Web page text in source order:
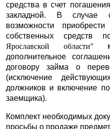
средства в счет
закладной. В случае
возможности
собственных средств
Ярославской области"
дополнительное
договору займа о
(исключение
должников и включение
заемщика).
Комплект необходимых
просьбы о продаже